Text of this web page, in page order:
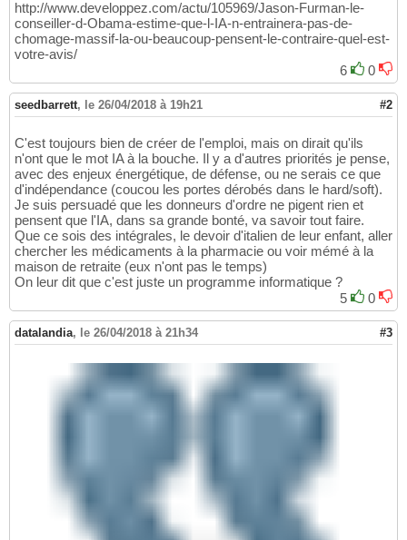
http://www.developpez.com/actu/105969/Jason-Furman-le-
conseiller-d-Obama-estime-que-l-IA-n-entrainera-pas-de-
chomage-massif-la-ou-beaucoup-pensent-le-contraire-quel-est-
votre-avis/
6
0
seedbarrett, le 26/04/2018 à 19h21 #2
C'est toujours bien de créer de l'emploi, mais on dirait qu'ils
n'ont que le mot IA à la bouche. Il y a d'autres priorités je pense,
avec des enjeux énergétique, de défense, ou ne serais ce que
d'indépendance (coucou les portes dérobés dans le hard/soft).
Je suis persuadé que les donneurs d'ordre ne pigent rien et
pensent que l'IA, dans sa grande bonté, va savoir tout faire.
Que ce sois des intégrales, le devoir d'italien de leur enfant, aller
chercher les médicaments à la pharmacie ou voir mémé à la
maison de retraite (eux n'ont pas le temps)
On leur dit que c'est juste un programme informatique ?
5
0
datalandia, le 26/04/2018 à 21h34 #3